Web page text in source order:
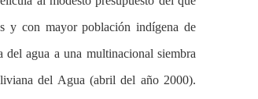
y con mayor población indígena de
agua a una multinacional siembra
del Agua (abril del año 2000).